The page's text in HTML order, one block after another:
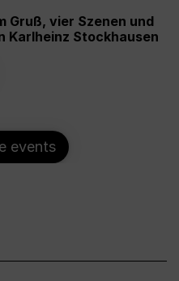
Gruß, vier Szenen und
Karlheinz Stockhausen
events